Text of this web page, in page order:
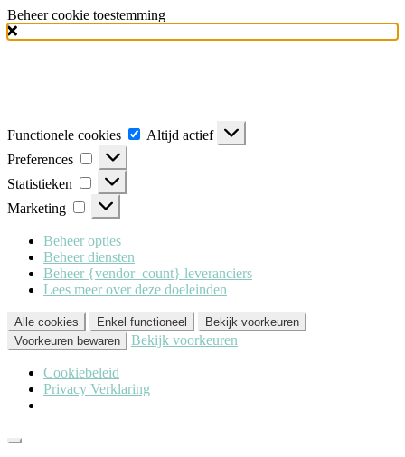
Beheer cookie toestemming
Functionele cookies
Functionele
cookies
Altijd actief
Preferences
Preferences
Statistieken Statistieken
Marketing Marketing
Beheer opties
Beheer diensten
Beheer {vendor_count} leveranciers
Lees meer over deze doeleinden
Alle cookies Enkel functioneel
Bekijk voorkeuren
Voorkeuren bewaren
Bekijk voorkeuren
Cookiebeleid
Privacy Verklaring